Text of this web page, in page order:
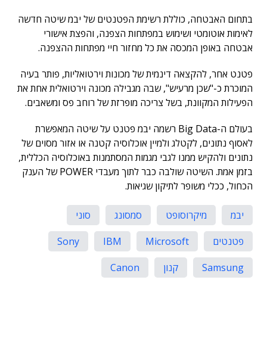
בתחום האבטחה, כוללת רשימת הפטנטים של יבמ שיטה חדשה
לאימות אוטומטי ושימוש במפתחות הצפנה, והפצת אישורי
אבטחה באופן המכסה את כל מחזור חיי מפתחות ההצפנה.
פטנט אחר, להקצאה דינמית של מכונות וירטואליות, פותר בעיה
המוכרת כ-"שכן מרעיש", שבה מגבילה מכונה וירטואלית אחת את
הפעילות המקוונת, בשל צריכה מופרזת של רוחב פס ומשאבים.
בעולם ה-Big Data רשמה יבמ פטנט על שיטה המאפשרת
לאסוף נתונים, לקטלג ולמיין אוכלוסיה קטנה או אזור מסוים של
נתונים ולהקיש ממנו לגבי מגמות המסתמנות באוכלוסיה הכללית,
בזמן אמת. השיטה שולבה כבר לתוך מעבדי POWER של הענק
הכחול, ככלי משופר לתיקון שגיאות.
יבמ מיקרוסופט סמסונג
סוני
פטנטים
Microsoft
IBM
Sony
Samsung
קנון Canon